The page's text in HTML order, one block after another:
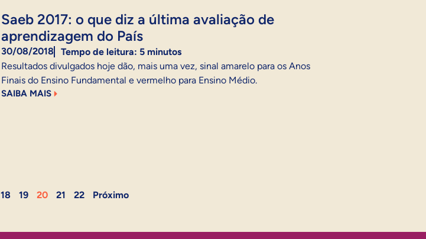
Saeb 2017: o que diz a última avaliação de
aprendizagem do País
30/08/2018 Tempo de leitura: 5 minutos
Resultados divulgados hoje dão, mais uma vez, sinal amarelo para os Anos
Finais do Ensino Fundamental e vermelho para Ensino Médio.
SAIBA MAIS
18 19 20 21 22 Próximo